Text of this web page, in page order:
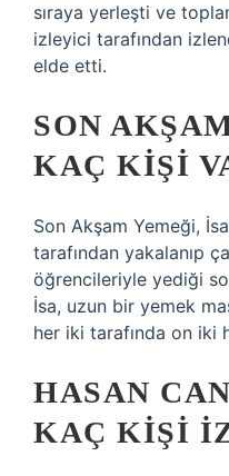
sıraya yerleşti ve
izleyici tarafından
elde etti.
SON
KAÇ KIŞI
Son Akşam Yemeği,
tarafından yakalanıp
öğrencileriyle yediği
İsa, uzun bir yemek
her iki tarafında on iki
HASAN
KAÇ KIŞI